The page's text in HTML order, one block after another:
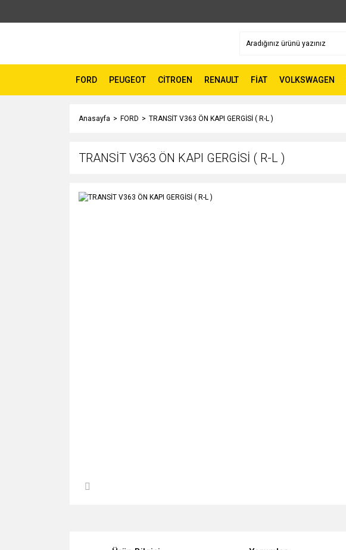
FORD PEUGEOT CİTROEN RENAULT FİAT VOLKSWAGEN
Anasayfa FORD TRANSİT V363 ÖN KAPI GERGİSİ ( R-L )
TRANSİT V363 ÖN KAPI GERGİSİ ( R-L )